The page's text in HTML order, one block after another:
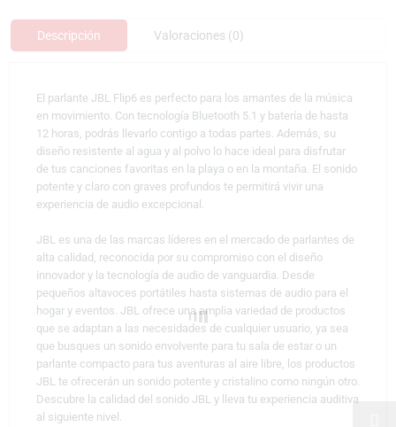
Descripción Valoraciones (0)
El parlante JBL Flip6 es perfecto para los amantes de la música
en movimiento. Con tecnología Bluetooth 5.1 y batería de hasta
12 horas, podrás llevarlo contigo a todas partes. Además, su
diseño resistente al agua y al polvo lo hace ideal para disfrutar
de tus canciones favoritas en la playa o en la montaña. El sonido
potente y claro con graves profundos te permitirá vivir una
experiencia de audio excepcional.
JBL es una de las marcas líderes en el mercado de parlantes de
alta calidad, reconocida por su compromiso con el diseño
innovador y la tecnología de audio de vanguardia. Desde
pequeños altavoces portátiles hasta sistemas de audio para el
hogar y eventos. JBL ofrece una amplia variedad de productos
que se adaptan a las necesidades de cualquier usuario, ya sea
que busques un sonido envolvente para tu sala de estar o un
parlante compacto para tus aventuras al aire libre, los productos
JBL te ofrecerán un sonido potente y cristalino como ningún otro.
Descubre la calidad del sonido JBL y lleva tu experiencia auditiva
al siguiente nivel.